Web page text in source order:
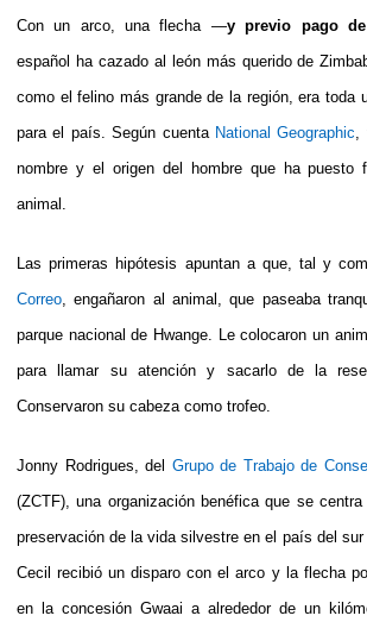
Con un arco, una flecha —y previo pago de
español ha cazado al león más querido de
como el felino más grande de la región, era toda
para el país. Según cuenta National Geographic
nombre y el origen del hombre que ha
animal.
Las primeras hipótesis apuntan a que, tal y
Correo , engañaron al animal, que paseaba
parque nacional de Hwange. Le colocaron un
para llamar su atención y sacarlo de la
Conservaron su cabeza como trofeo.
Jonny Rodrigues, del Grupo de Trabajo de
(ZCTF), una organización benéfica que se
preservación de la vida silvestre en el país del
Cecil recibió un disparo con el arco y la flecha
en la concesión Gwaai a alrededor de un